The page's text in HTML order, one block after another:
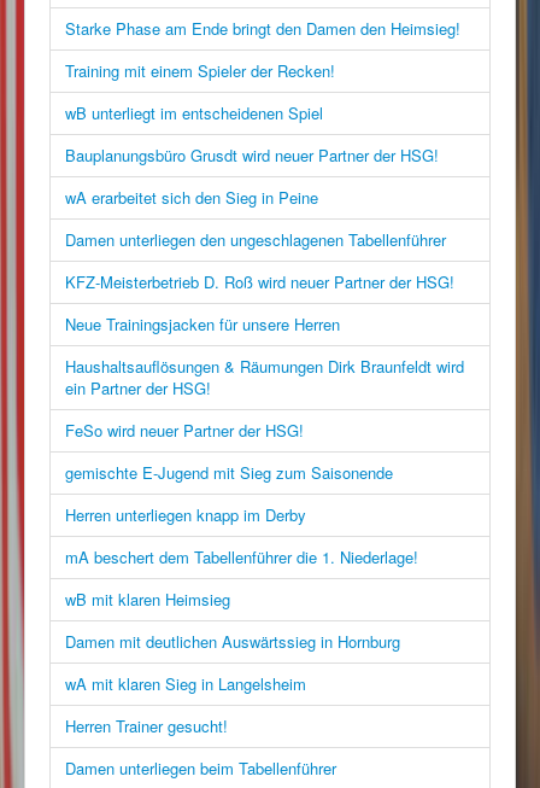
Starke Phase am Ende bringt den Damen den Heimsieg!
Training mit einem Spieler der Recken!
wB unterliegt im entscheidenen Spiel
Bauplanungsbüro Grusdt wird neuer Partner der HSG!
wA erarbeitet sich den Sieg in Peine
Damen unterliegen den ungeschlagenen Tabellenführer
KFZ-Meisterbetrieb D. Roß wird neuer Partner der HSG!
Neue Trainingsjacken für unsere Herren
Haushaltsauflösungen & Räumungen Dirk Braunfeldt wird
ein Partner der HSG!
FeSo wird neuer Partner der HSG!
gemischte E-Jugend mit Sieg zum Saisonende
Herren unterliegen knapp im Derby
mA beschert dem Tabellenführer die 1. Niederlage!
wB mit klaren Heimsieg
Damen mit deutlichen Auswärtssieg in Hornburg
wA mit klaren Sieg in Langelsheim
Herren Trainer gesucht!
Damen unterliegen beim Tabellenführer